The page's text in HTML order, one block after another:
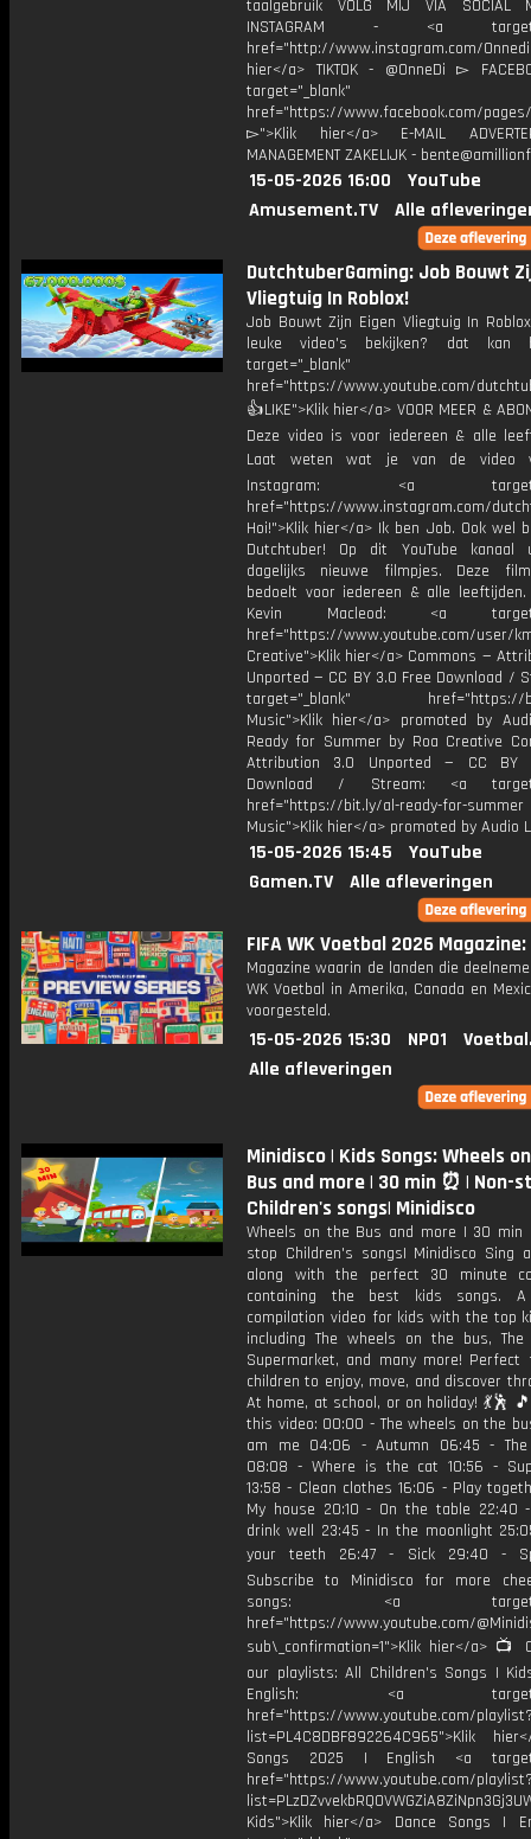
taalgebruik VOLG MIJ VIA SOCIAL
INSTAGRAM - <a
href="http://www.instagram.com/
hier</a> TIKTOK - @OnneDi ▻
target="_blank"
href="https://www.facebook.com/pages/
▻">Klik hier</a> E-MAIL
MANAGEMENT ZAKELIJK -
15-05-2026 16:00
YouTube
Amusement.TV
Alle
DutchtuberGaming: Job Bouwt
Vliegtuig In Roblox!
Job Bouwt Zijn Eigen Vliegtuig In
leuke video's bekijken? dat kan
target="_blank"
href="https://www.youtube.com/
👍LIKE">Klik hier</a> VOOR MEER &
Deze video is voor iedereen & alle
Laat weten wat je van de video
Instagram: <a
href="https://www.instagram.com/
Hoi!">Klik hier</a> Ik ben Job. Ook wel
Dutchtuber! Op dit YouTube kanaal
dagelijks nieuwe filmpjes. Deze
bedoelt voor iedereen & alle
Kevin Macleod: <a
href="https://www.youtube.com/user/
Creative">Klik hier</a> Commons —
Unported — CC BY 3.0 Free Download /
target="_blank" href="https://
Music">Klik hier</a> promoted by
Ready for Summer by Roa Creative
Attribution 3.0 Unported — CC BY
Download / Stream: <a
href="https://bit.ly/al-ready-for-summer
Music">Klik hier</a> promoted by Audio
15-05-2026 15:45
YouTube
Gamen.TV
Alle afleveringen
FIFA WK Voetbal 2026
Magazine waarin de landen die
WK Voetbal in Amerika, Canada en
voorgesteld.
15-05-2026 15:30 NPO1
Alle afleveringen
Minidisco | Kids Songs: Wheels
Bus and more | 30 min ⏰ | Non-
Children's songs| Minidisco
Wheels on the Bus and more | 30 min
stop Children's songs| Minidisco Sing
along with the perfect 30 minute
containing the best kids songs. A
compilation video for kids with the top
including The wheels on the bus, The
Supermarket, and many more! Perfect
children to enjoy, move, and discover
At home, at school, or on holiday! 💃🕺
this video: 00:00 - The wheels on the
am me 04:06 - Autumn 06:45 - The
08:08 - Where is the cat 10:56 -
13:58 - Clean clothes 16:06 - Play
My house 20:10 - On the table 22:40
drink well 23:45 - In the moonlight
your teeth 26:47 - Sick 29:40 -
Subscribe to Minidisco for more
songs: <a
href="https://www.youtube.com/
sub\_confirmation=1">Klik hier</a> 📺
our playlists: All Children's Songs |
English: <a
href="https://www.youtube.com/
list=PL4C8DBF892264C965">Klik
Songs 2025 | English <a
href="https://www.youtube.com/
Kids">Klik hier</a> Dance Songs |